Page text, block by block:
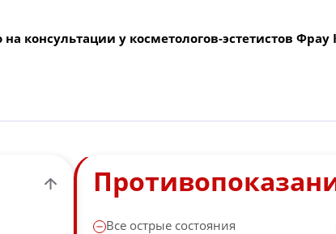
консультации у косметологов-эстетистов
Все острые состояния